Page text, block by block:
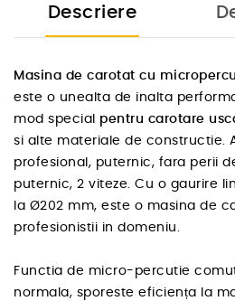
Descriere
Masina de carotat cu
este o unealta de inalta
mod special pentru carotare
si alte materiale de constructie.
profesional, puternic, fara perii
puternic, 2 viteze. Cu o gaurire
la Ø202 mm, este o masina de
profesionistii in domeniu.
Functia de micro-percutie
normala, sporeste eficiența la